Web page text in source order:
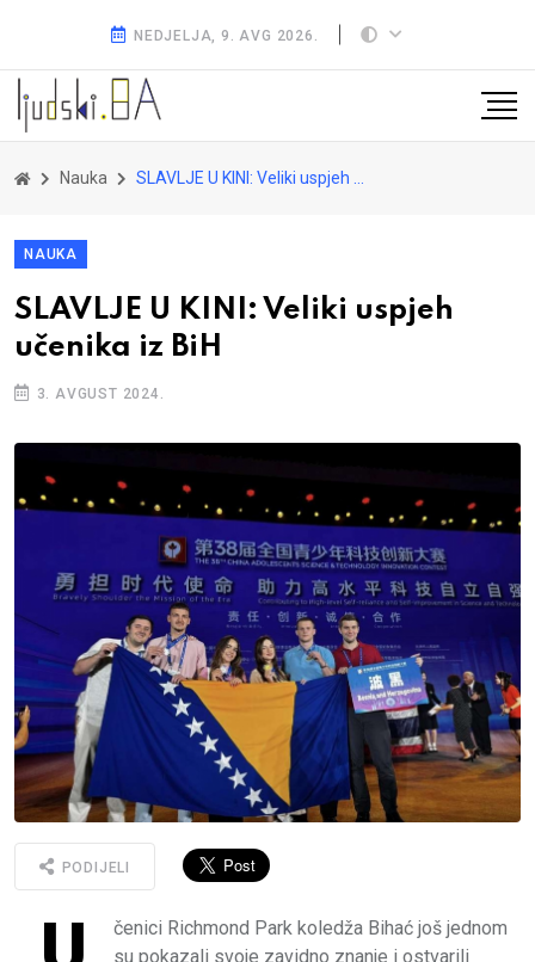
NEDJELJA, 9. AVG 2026.
Nauka SLAVLJE U KINI: Veliki uspjeh učenika iz BiH
NAUKA
SLAVLJE U KINI: Veliki uspjeh
učenika iz BiH
3. AVGUST 2024.
PODIJELI
čenici Richmond Park koledža Bihać još jednom
su pokazali svoje zavidno znanje i ostvarili